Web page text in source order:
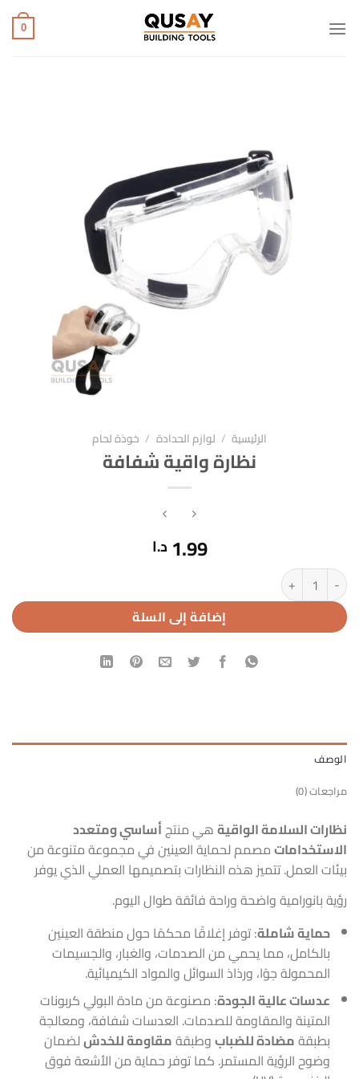
للمحتوى
0
الرئيسية / لوازم الحدادة / خوذة لحام
نظارة واقية شفافة
1.99 د.ا
كمية نظارة واقية شفافة
إضافة إلى السلة
الوصف
مراجعات (0)
نظارات السلامة الواقيةهي منتجأساسي ومتعدد
الاستخداماتمصمم لحماية العينين في مجموعة متنوعة من
بيئات العمل. تتميز هذه النظارات بتصميمها العملي الذي يوفر
رؤية بانورامية واضحة وراحة فائقة طوال اليوم.
حماية شاملة: توفر إغلاقًا محكمًا حول منطقة العينين
بالكامل، مما يحمي من الصدمات، والغبار، والجسيمات
المحمولة جوًا، ورذاذ السوائل والمواد الكيميائية.
عدسات عالية الجودة: مصنوعة من مادة البولي كربونات
المتينة والمقاومة للصدمات. العدسات شفافة، ومعالجة
بطبقةمضادة للضبابوطبقةمقاومة للخدشلضمان
وضوح الرؤية المستمر. كما توفر حماية من الأشعة فوق